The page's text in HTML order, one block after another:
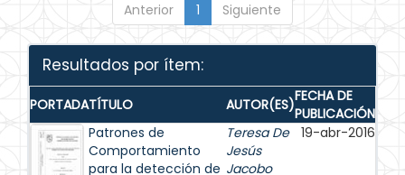
Anterior 1 Siguiente
Resultados por ítem:
PORTADATÍTULO AUTOR(ES)FECHA DE
PUBLICACIÓN
Patrones de
Comportamiento
para la detección de
Teresa De
Jesús
Jacobo
19-abr-2016